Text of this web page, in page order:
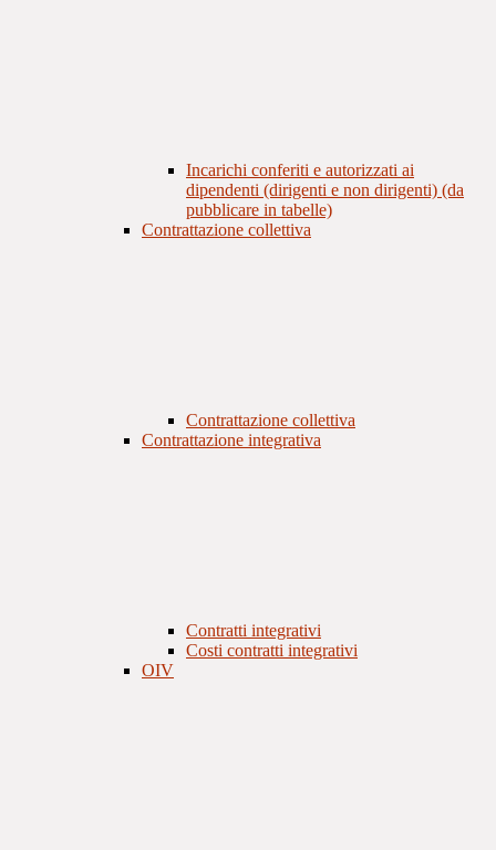
Incarichi conferiti e autorizzati ai
dipendenti (dirigenti e non dirigenti) (da
pubblicare in tabelle)
Contrattazione collettiva
Contrattazione collettiva
Contrattazione integrativa
Contratti integrativi
Costi contratti integrativi
OIV